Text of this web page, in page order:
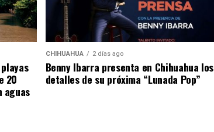
20
aguas
CHIHUAHUA 2 días ago
Benny Ibarra presenta en Chihuahua los
detalles de su próxima “Lunada Pop”